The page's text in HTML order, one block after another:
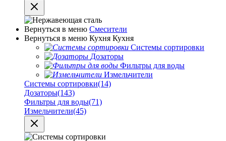
Вернуться в меню Смесители
Вернуться в меню Кухня Кухня
Системы сортировки
Дозаторы
Фильтры для воды
Измельчители
Системы сортировки(14)
Дозаторы(143)
Фильтры для воды(71)
Измельчители(45)